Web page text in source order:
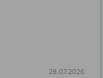
28.07.2026